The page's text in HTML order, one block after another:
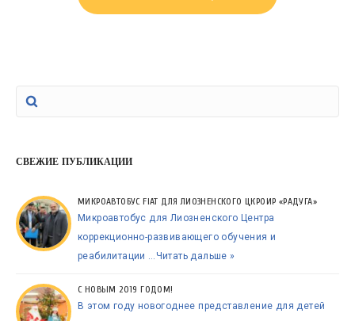
СВЕЖИЕ ПУБЛИКАЦИИ
МИКРОАВТОБУС FIAT ДЛЯ ЛИОЗНЕНСКОГО ЦКРОИР «РАДУГА»
Микроавтобус для Лиозненского Центра
коррекционно-развивающего обучения и
реабилитации …Читать дальше »
С НОВЫМ 2019 ГОДОМ!
В этом году новогоднее представление для детей